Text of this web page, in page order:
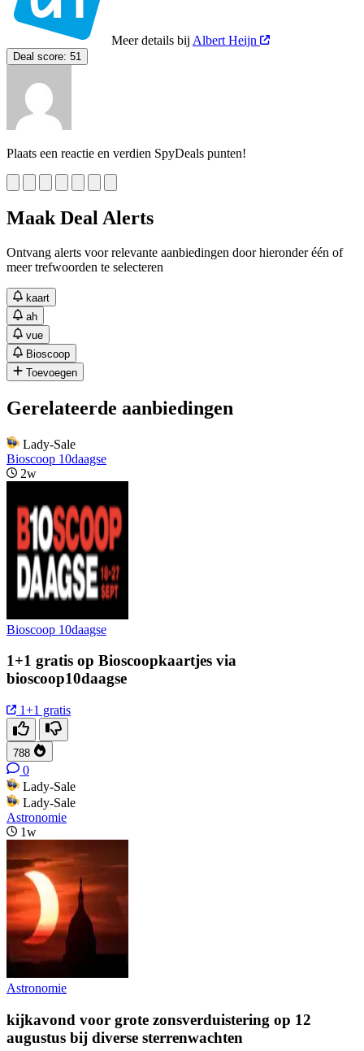
Meer details bij Albert Heijn
Deal score: 51
Plaats een reactie en verdien SpyDeals punten!
Maak Deal Alerts
Ontvang alerts voor relevante aanbiedingen door hieronder één of
meer trefwoorden te selecteren
kaart
ah
vue
Bioscoop
Toevoegen
Gerelateerde aanbiedingen
Lady-Sale
Bioscoop 10daagse
2w
Bioscoop 10daagse
1+1 gratis op Bioscoopkaartjes via
bioscoop10daagse
1+1 gratis
788
0
Lady-Sale
Lady-Sale
Astronomie
1w
Astronomie
kijkavond voor grote zonsverduistering op 12
augustus bij diverse sterrenwachten